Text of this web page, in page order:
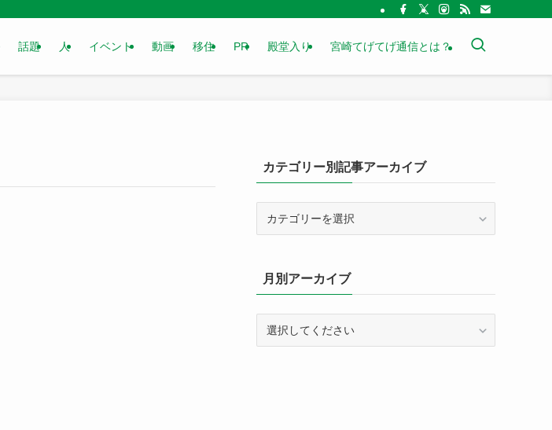
話題 人 イベント 動画 移住 PR 殿堂入り 宮崎てげてげ通信とは？
カテゴリー別記事アーカイブ
ー
別
記
ア
月別アーカイブ